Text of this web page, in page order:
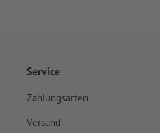
Service
Zahlungsarten
Versand